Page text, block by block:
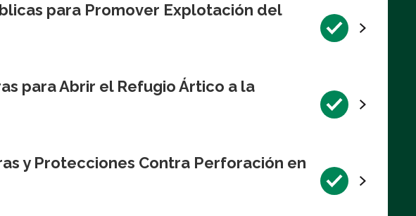
para Promover Explotación del
para Abrir el Refugio Ártico a la
y Protecciones Contra Perforación en